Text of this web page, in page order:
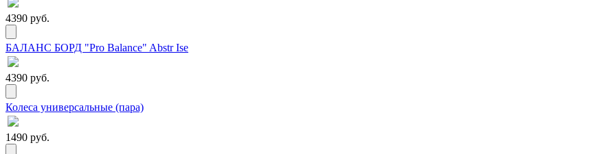
4390 руб.
БАЛАНС БОРД "Pro Balance" Abstr Ise
4390 руб.
Колеса универсальные (пара)
1490 руб.